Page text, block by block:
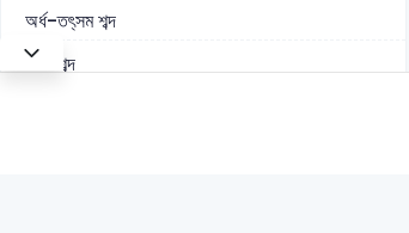
অর্ধ-তৎ্সম শব্দ
দেশি শব্দ